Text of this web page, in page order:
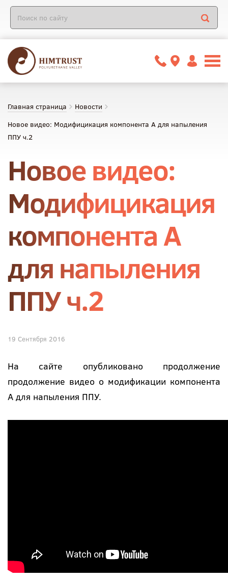
Главная страница
Новости
Новое видео: Модифицикация компонента А для напыления
ППУ ч.2
Новое видео:
Модифицикация
компонента А
для напыления
ППУ ч.2
19 Сентября 2016
На сайте опубликовано продолжение
продолжение видео о модификации компонента
А для напыления ППУ.